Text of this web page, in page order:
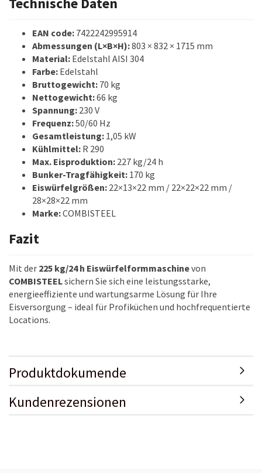
EAN code: 7422242995914
Abmessungen (L×B×H):803 × 832 × 1715 mm
Material: Edelstahl AISI 304
Farbe: Edelstahl
Bruttogewicht: 70 kg
Nettogewicht:66 kg
Spannung: 230 V
Frequenz:50/60 Hz
Gesamtleistung: 1,05 kW
Kühlmittel: R 290
Max. Eisproduktion: 227 kg/24 h
Bunker-Tragfähigkeit: 170 kg
Eiswürfelgrößen: 22×13×22 mm / 22×22×22 mm /
28×28×22 mm
Marke:COMBISTEEL
Fazit
Mit der 225 kg/24 h Eiswürfelformmaschinevon
COMBISTEELsichern Sie sich eine leistungsstarke,
energieeffiziente und wartungsarme Lösung für Ihre
Eisversorgung – ideal für Profiküchen und hochfrequentierte
Locations.
Produktdokumende
Kundenrezensionen